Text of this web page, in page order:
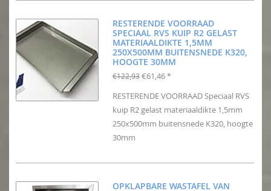
RESTERENDE VOORRAAD
SPECIAAL RVS KUIP R2 GELAST
MATERIAALDIKTE 1,5MM
250X500MM BUITENSNEDE K320,
HOOGTE 30MM
€122,93 €61,46 *
RESTERENDE VOORRAAD Speciaal RVS
kuip R2 gelast materiaaldikte 1,5mm
250x500mm buitensnede K320, hoogte
30mm
OPKLAPBARE WASTAFEL VAN